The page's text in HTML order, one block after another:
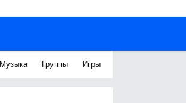
Музыка Группы Игры